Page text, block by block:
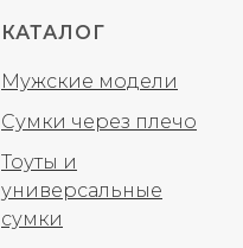
КАТАЛОГ
Мужские модели
Сумки через плечо
Тоуты и
универсальные
сумки